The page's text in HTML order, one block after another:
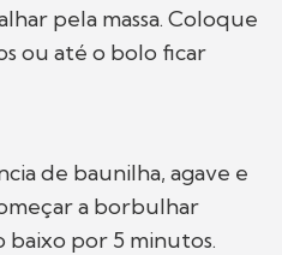
pela massa. Coloque
ou até o bolo ficar
de baunilha, agave e
a borbulhar
por 5 minutos.